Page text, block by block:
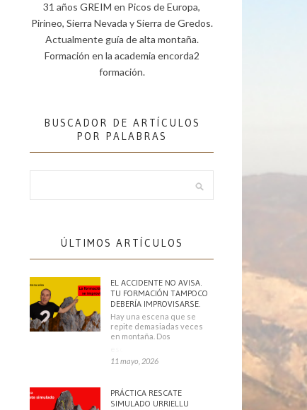
31 años GREIM en Picos de Europa,
Pirineo, Sierra Nevada y Sierra de Gredos.
Actualmente guía de alta montaña.
Formación en la academia encorda2
formación.
BUSCADOR DE ARTÍCULOS
POR PALABRAS
ÚLTIMOS ARTÍCULOS
EL ACCIDENTE NO AVISA.
TU FORMACIÓN TAMPOCO
DEBERÍA IMPROVISARSE.
Hay una escena que se
repite demasiadas veces
en montaña. Dos
11 mayo, 2026
PRÁCTICA RESCATE
SIMULADO URRIELLU